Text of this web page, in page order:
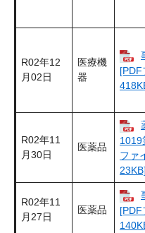
R02年12
月02日
医療機
器
[PDF
R02年11
月30日
医薬品
1019
ファ
23KB]
R02年11
月27日
医薬品
[PDF